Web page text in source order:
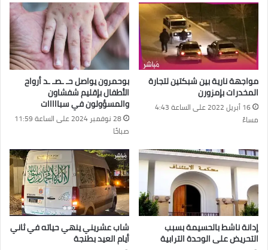
مواجهة نارية بين شبكتين لتجارة
المخدرات بإمزورن
16 أبريل 2022 على الساعة 4:43
مساءً
بوحمرون يواصل حـ ـصـ ـد أرواح
الأطفال بإقليم شفشاون
والمسؤولون في سبااااات
28 نوفمبر 2024 على الساعة 11:59
صباحًا
إدانة ناشط بالحسيمة بسبب
التحريض على الوحدة الترابية
شاب عشريني ينهي حياته في ثاني
أيام العيد بطنجة